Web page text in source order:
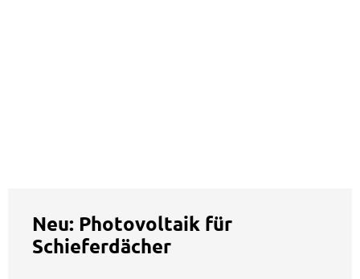
Neu: Photovoltaik für
Schieferdächer